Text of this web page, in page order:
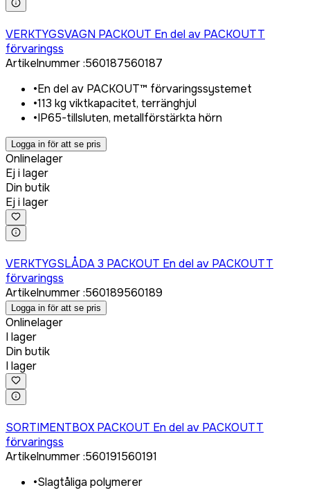
VERKTYGSVAGN PACKOUT En del av PACKOUTT
förvaringss
Artikelnummer:560187560187
•En del av PACKOUT™ förvaringssystemet
•113 kg viktkapacitet, terränghjul
•IP65-tillsluten, metallförstärkta hörn
Logga in för att se pris
Onlinelager
Ej i lager
Din butik
Ej i lager
VERKTYGSLÅDA 3 PACKOUT En del av PACKOUTT
förvaringss
Artikelnummer:560189560189
Logga in för att se pris
Onlinelager
I lager
Din butik
I lager
SORTIMENTBOX PACKOUT En del av PACKOUTT
förvaringss
Artikelnummer:560191560191
•Slagtåliga polymerer